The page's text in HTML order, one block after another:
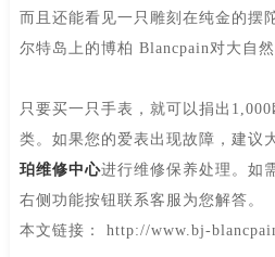
而且还能看见一只雕刻在纯金的摆
尔特岛上的博柏 Blancpain对大自然
只要买一只手表，就可以捐出
类。如果您的爱表出现故障，建议
珀维修中心进行维修保养处理。如
右侧功能按钮联系客服为您解答。
本文链接： http://www.bj-